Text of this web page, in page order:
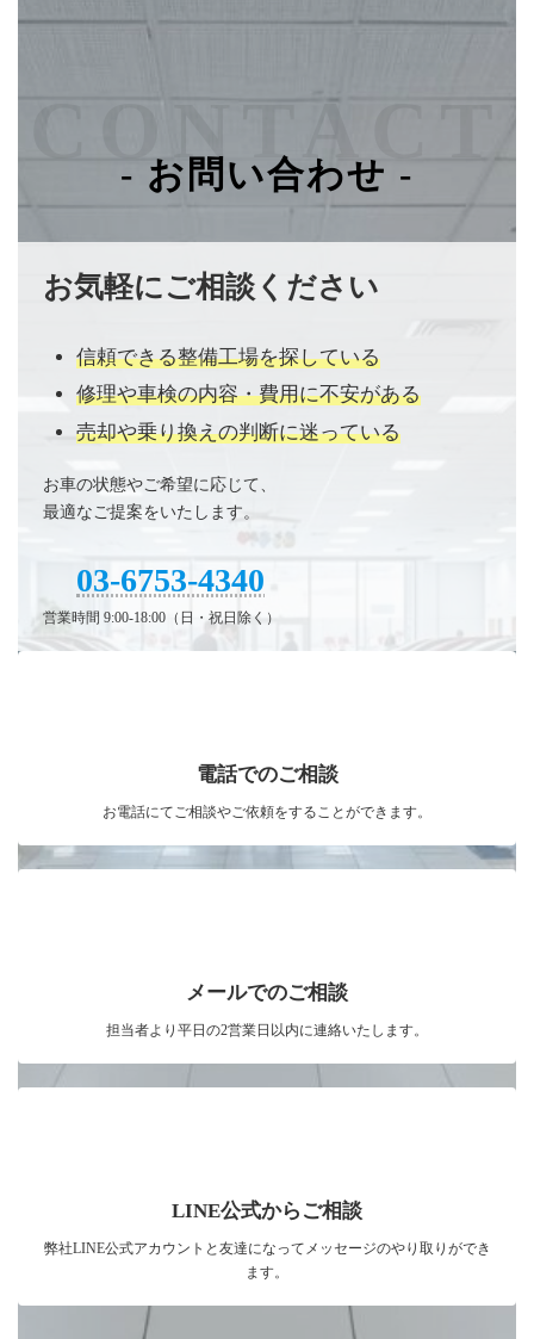
CONTACT
- お問い合わせ -
お気軽にご相談ください
信頼できる整備工場を探している
修理や車検の内容・費用に不安がある
売却や乗り換えの判断に迷っている
お車の状態やご希望に応じて、
最適なご提案をいたします。
03-6753-4340
営業時間 9:00-18:00（日・祝日除く）
電話でのご相談
お電話にてご相談やご依頼をすることができます。
メールでのご相談
担当者より平日の2営業日以内に連絡いたします。
LINE公式からご相談
弊社LINE公式アカウントと友達になってメッセージのやり取りができ
ます。